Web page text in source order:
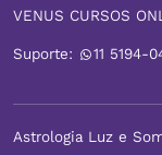
VENUS CURSOS
Suporte: 11 5194-
Astrologia Luz e